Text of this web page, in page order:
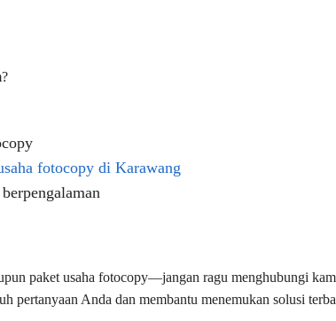
fotocopy di Karawang
paket usaha fotocopy—jangan ragu menghubungi
pertanyaan Anda dan membantu menemukan solusi